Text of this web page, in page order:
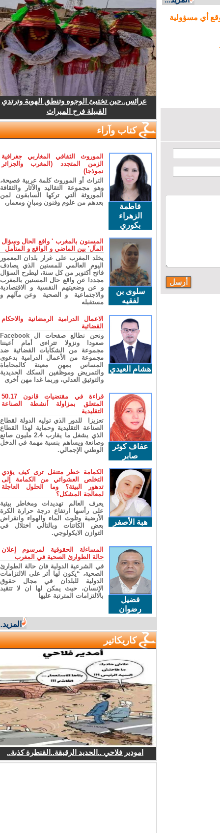
أي مسؤولية
عرائس..حين تختبئ الوجوه وتنطق الهوية وترتدي
القبيلة فرح الميراث
كتاب وآراء
فاطمة
الزهراء
بكوري
الموروث الثقافي المغاربي جغرافية
الزمن المتجدد (المغرب والجزائر
نموذجا)
التراث أو الموروث كلمة عربية فصيحة،
وهو مجموعة التقاليد والآثار والثقافة
الموروثة التي تركها السابقون لمن
بعدهم من علوم وفنون ومبانٍ ومعمار،
سلوى بن
لفقيه
المسنون بالمغرب ' واقع الحال وسؤال
المآل' بين الماضي و الواقع و المتأمل
يخلد المغرب على غرار بلدان المعمور
اليوم العالمي للمسنين الذي يصادف
فاتح أكتوبر من كل سنة، ليطرح السؤال
مجددا عن واقع حال المسنين بالمغرب
و عن وضعيتهم النفسية و الاقتصادية
والاجتماعية و الصحية وعن مآلهم و
مستقبله
هشام العيدي
الاعمال الدرامية الرمضانية والاحكام
القضائية
ونحن نطالع صفحات ال Facebook
صعودا ونزولا تتراءى أمام أعيننا
مجموعة من الشكايات القضائية ضد
مجموعة من الأعمال الدرامية بدعوى
المساس بمهن معينة كالمحاماة
والتمريض وموظفين السكك الحديدية
والتوثيق العدلي، وربما غدا مهن أخرى
عفاف كوثر
صابر
قراءة في مقتضيات قانون 50.17
المتعلق بمزاولة أنشطة الصناعة
التقليدية
تعزيزا للدور الذي توليه الدولة لقطاع
الصناعة التقليدية وحماية لهذا القطاع
الذي يشغل ما يقارب 2.4 مليون صانع
وصانعة ويساهم بنسبة مهمة في الدخل
الوطني الإجمالي.
هبة الأصفر
الكمامة خطر متنقل ترى كيف يؤدي
التخلص العشوائي من الكمامة إلى
تدهور البيئة؟ وما الحلول العاجلة
لمعالجة المشكل؟
يعرف العالم تهديدات ومخاطر بيئية
على رأسها ارتفاع درجة حرارة الكرة
الأرضية وتلوث الماء والهواء وانقراض
بعض الكائنات وبالتالي اختلال في
التوازن الايكولوجي.
فضيل
رضوان
المساءلة الحقوقية لمرسوم إعلان
حالة الطوارئ الصحية في المغرب
في الشرعية الدولية فان حالة الطوارئ
الصحية، “يكون لها أثر على الالتزامات
الدولية للبلدان في مجال حقوق
الإنسان، حيث يمكن لها ان لا تتقيد
بالالتزامات المترتبة عليها
المزيد...
كاريكاتير
امودير فلاحي ..الحديد الرقيقة..القنطرة كذبة..